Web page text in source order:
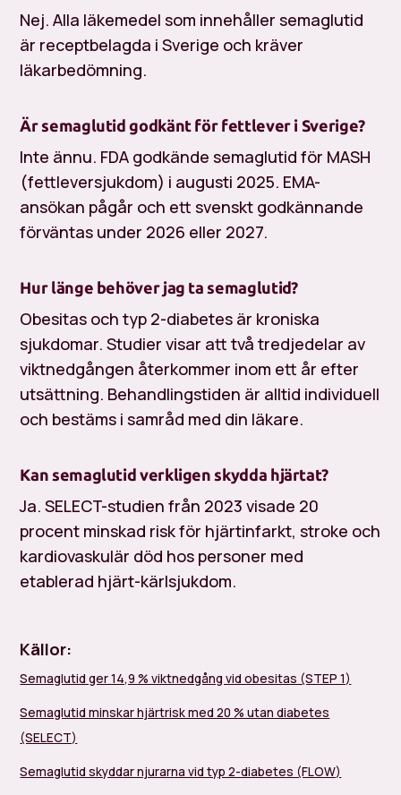
Nej. Alla läkemedel som innehåller semaglutid
är receptbelagda i Sverige och kräver
läkarbedömning.
Är semaglutid godkänt för fettlever i Sverige?
Inte ännu. FDA godkände semaglutid för MASH
(fettleversjukdom) i augusti 2025. EMA-
ansökan pågår och ett svenskt godkännande
förväntas under 2026 eller 2027.
Hur länge behöver jag ta semaglutid?
Obesitas och typ 2-diabetes är kroniska
sjukdomar. Studier visar att två tredjedelar av
viktnedgången återkommer inom ett år efter
utsättning. Behandlingstiden är alltid individuell
och bestäms i samråd med din läkare.
Kan semaglutid verkligen skydda hjärtat?
Ja. SELECT-studien från 2023 visade 20
procent minskad risk för hjärtinfarkt, stroke och
kardiovaskulär död hos personer med
etablerad hjärt-kärlsjukdom.
Källor:
Semaglutid ger 14,9 % viktnedgång vid obesitas (STEP 1)
Semaglutid minskar hjärtrisk med 20 % utan diabetes
(SELECT)
Semaglutid skyddar njurarna vid typ 2-diabetes (FLOW)